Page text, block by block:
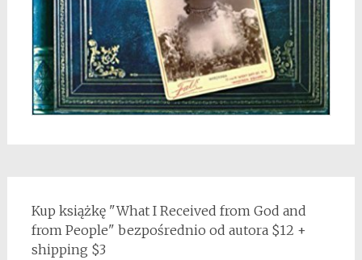
Kup książkę "What I Received from God and
from People" bezpośrednio od autora $12 +
shipping $3